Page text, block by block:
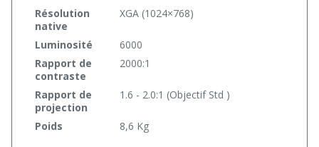
Résolution
native
XGA (1024×768)
Luminosité
6000
Rapport de
contraste
2000:1
Rapport de
projection
1.6 - 2.0:1 (Objectif Std )
Poids 8,6 Kg